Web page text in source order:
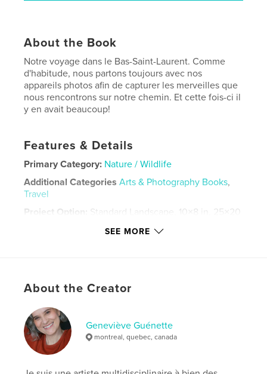
About the Book
Notre voyage dans le Bas-Saint-Laurent. Comme
d'habitude, nous partons toujours avec nos
appareils photos afin de capturer les merveilles que
nous rencontrons sur notre chemin. Et cette fois-ci il
y en avait beaucoup!
Features & Details
Primary Category: Nature / Wildlife
Additional Categories Arts & Photography Books,
Travel
Project Option: Standard Landscape, 10×8 in, 25×20
Keywords
fleuve
voyage
SEE MORE
About the Creator
Geneviève Guénette
montreal, quebec, canada